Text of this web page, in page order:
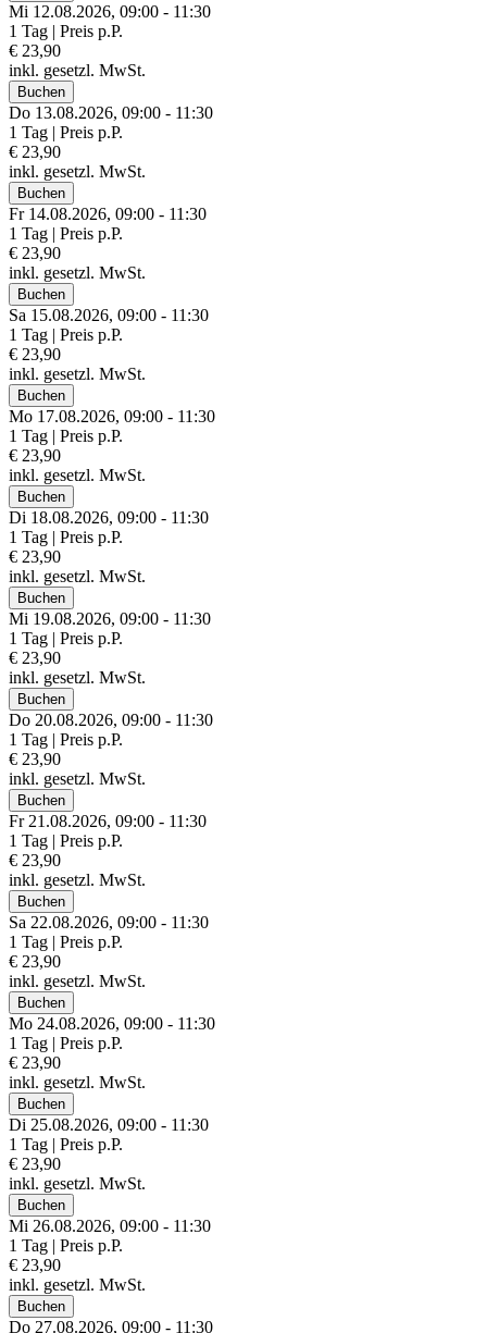
Mi 12.08.2026, 09:00 - 11:30
1 Tag | Preis p.P.
€ 23,90
inkl. gesetzl. MwSt.
Buchen
Do 13.08.2026, 09:00 - 11:30
1 Tag | Preis p.P.
€ 23,90
inkl. gesetzl. MwSt.
Buchen
Fr 14.08.2026, 09:00 - 11:30
1 Tag | Preis p.P.
€ 23,90
inkl. gesetzl. MwSt.
Buchen
Sa 15.08.2026, 09:00 - 11:30
1 Tag | Preis p.P.
€ 23,90
inkl. gesetzl. MwSt.
Buchen
Mo 17.08.2026, 09:00 - 11:30
1 Tag | Preis p.P.
€ 23,90
inkl. gesetzl. MwSt.
Buchen
Di 18.08.2026, 09:00 - 11:30
1 Tag | Preis p.P.
€ 23,90
inkl. gesetzl. MwSt.
Buchen
Mi 19.08.2026, 09:00 - 11:30
1 Tag | Preis p.P.
€ 23,90
inkl. gesetzl. MwSt.
Buchen
Do 20.08.2026, 09:00 - 11:30
1 Tag | Preis p.P.
€ 23,90
inkl. gesetzl. MwSt.
Buchen
Fr 21.08.2026, 09:00 - 11:30
1 Tag | Preis p.P.
€ 23,90
inkl. gesetzl. MwSt.
Buchen
Sa 22.08.2026, 09:00 - 11:30
1 Tag | Preis p.P.
€ 23,90
inkl. gesetzl. MwSt.
Buchen
Mo 24.08.2026, 09:00 - 11:30
1 Tag | Preis p.P.
€ 23,90
inkl. gesetzl. MwSt.
Buchen
Di 25.08.2026, 09:00 - 11:30
1 Tag | Preis p.P.
€ 23,90
inkl. gesetzl. MwSt.
Buchen
Mi 26.08.2026, 09:00 - 11:30
1 Tag | Preis p.P.
€ 23,90
inkl. gesetzl. MwSt.
Buchen
Do 27.08.2026, 09:00 - 11:30